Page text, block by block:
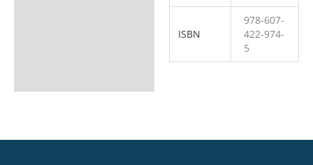
ISBN
978-607-
422-974-
5